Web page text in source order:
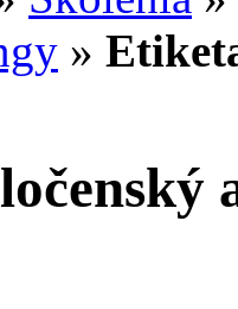
»